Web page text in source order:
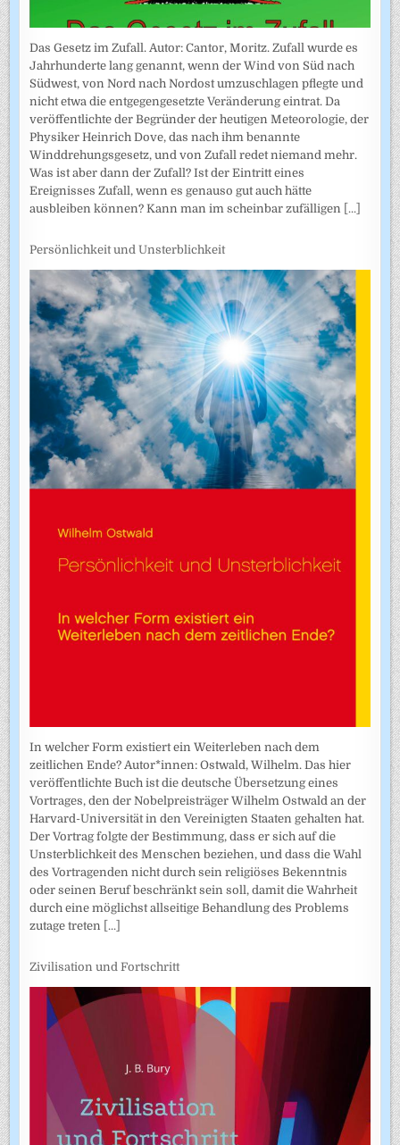
Das Gesetz im Zufall. Autor: Cantor, Moritz. Zufall wurde es
Jahrhunderte lang genannt, wenn der Wind von Süd nach
Südwest, von Nord nach Nordost umzuschlagen pflegte und
nicht etwa die entgegengesetzte Veränderung eintrat. Da
veröffentlichte der Begründer der heutigen Meteorologie, der
Physiker Heinrich Dove, das nach ihm benannte
Winddrehungsgesetz, und von Zufall redet niemand mehr.
Was ist aber dann der Zufall? Ist der Eintritt eines
Ereignisses Zufall, wenn es genauso gut auch hätte
ausbleiben können? Kann man im scheinbar zufälligen [...]
Persönlichkeit und Unsterblichkeit
In welcher Form existiert ein Weiterleben nach dem
zeitlichen Ende? Autor*innen: Ostwald, Wilhelm. Das hier
veröffentlichte Buch ist die deutsche Übersetzung eines
Vortrages, den der Nobelpreisträger Wilhelm Ostwald an der
Harvard-Universität in den Vereinigten Staaten gehalten hat.
Der Vortrag folgte der Bestimmung, dass er sich auf die
Unsterblichkeit des Menschen beziehen, und dass die Wahl
des Vortragenden nicht durch sein religiöses Bekenntnis
oder seinen Beruf beschränkt sein soll, damit die Wahrheit
durch eine möglichst allseitige Behandlung des Problems
zutage treten [...]
Zivilisation und Fortschritt